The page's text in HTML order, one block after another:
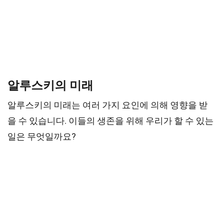
알루스키의 미래
알루스키의 미래는 여러 가지 요인에 의해 영향을 받
을 수 있습니다. 이들의 생존을 위해 우리가 할 수 있는
일은 무엇일까요?